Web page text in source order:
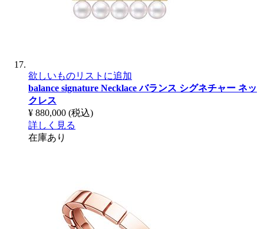
欲しいものリストに追加
balance signature Necklaceバランス シグネチャー ネッ
クレス
¥ 880,000 (税込)
詳しく見る
在庫あり